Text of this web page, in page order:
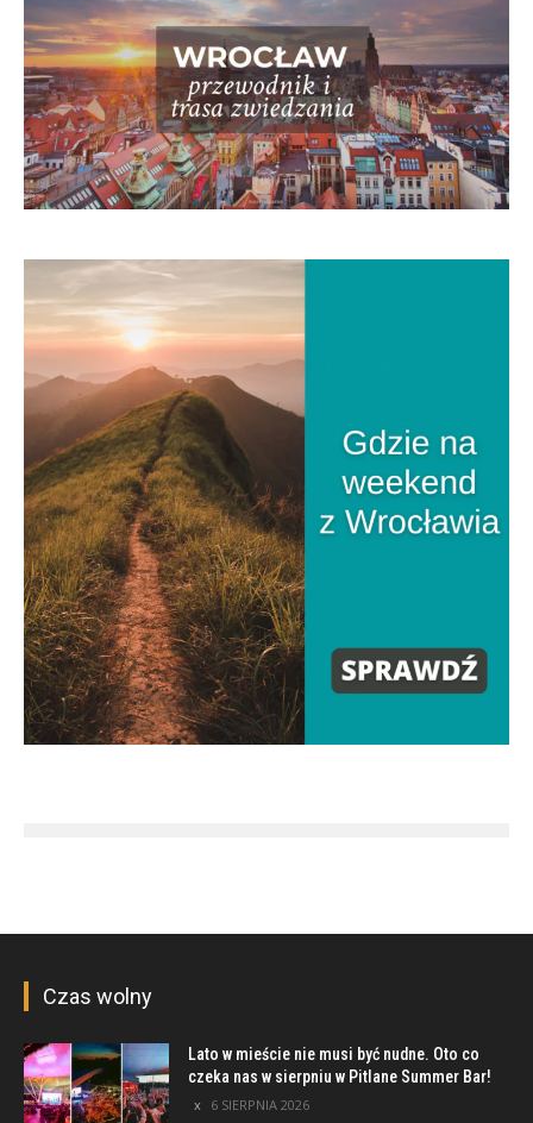
Czas wolny
Lato w mieście nie musi być nudne. Oto co
czeka nas w sierpniu w Pitlane Summer Bar!
6 SIERPNIA 2026